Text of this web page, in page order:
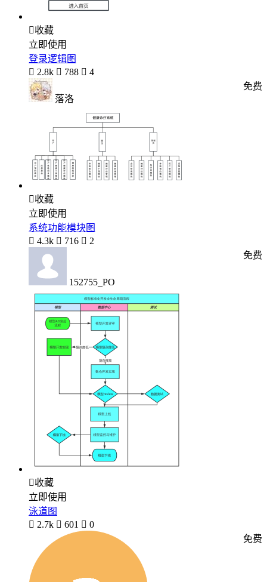
收藏
立即使用
登录逻辑图
 2.8k  788  4
落洛
免费
收藏
立即使用
系统功能模块图
 4.3k  716  2
152755_PO
免费
收藏
立即使用
泳道图
 2.7k  601  0
免费